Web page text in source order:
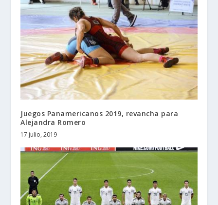
Juegos Panamericanos 2019, revancha para
Alejandra Romero
17 julio, 2019